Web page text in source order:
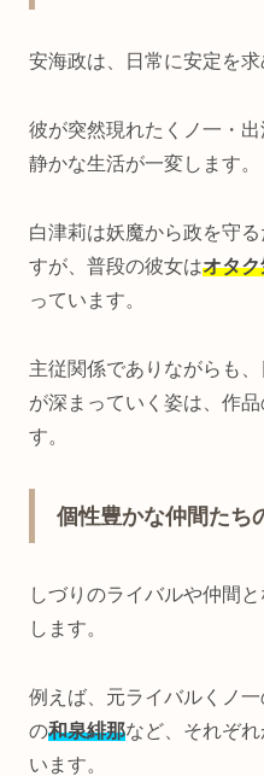
安海政は、日常に安定を求
彼が突然現れたくノ一・
静かな生活が一変します。
白津莉は妖魔から政を守
すが、普段の彼女はオタ
っています。
主従関係でありながらも
が深まっていく姿は、作
す。
個性豊かな仲間たち
しづりのライバルや仲間
します。
例えば、元ライバルくノ一
の和泉緋那など、それぞ
います。